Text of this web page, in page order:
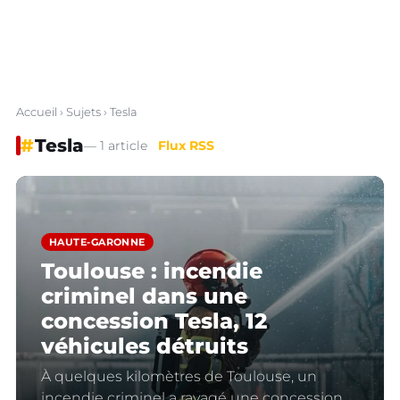
Accueil › Sujets› Tesla
#Tesla— 1 article Flux RSS
HAUTE-GARONNE
Toulouse : incendie
criminel dans une
concession Tesla, 12
véhicules détruits
À quelques kilomètres de Toulouse, un